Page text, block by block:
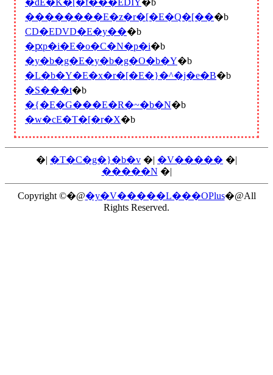
�ԁE�K�[�f���EDIY �b
��������E�z�r�[�E�Q�[���b
CD�EDVD�E�y���b
�ԗp�i�E�o�C�N�p�i�b
�y�b�g�E�y�b�g�O�b�Y�b
�L�b�Y�E�x�r�[�E�}�^�j�e�B�b
�S���t�b
�{�E�G���E�R�~�b�N�b
�w�сE�T�[�r�X�b
�| �T�C�g�}�b�v �| �V����� �|
�����N �|
Copyright ©�@�y�V�����L���OPlus�@All
Rights Reserved.